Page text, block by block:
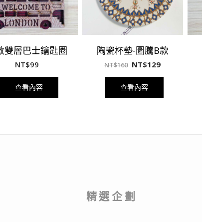
雙層巴士鑰匙圈
NT$99
查看內容
陶瓷杯墊-圖騰B款
NT$160 NT$129
查看內容
精選企劃